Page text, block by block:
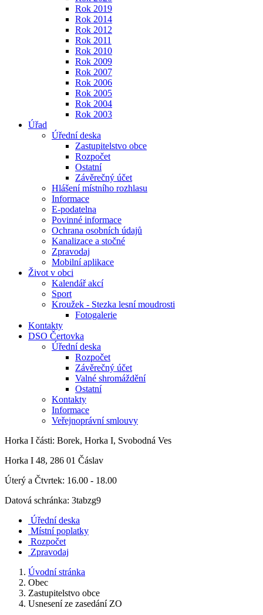
Rok 2019
Rok 2014
Rok 2012
Rok 2011
Rok 2010
Rok 2009
Rok 2007
Rok 2006
Rok 2005
Rok 2004
Rok 2003
Úřad
Úřední deska
Zastupitelstvo obce
Rozpočet
Ostatní
Závěrečný účet
Hlášení místního rozhlasu
Informace
E-podatelna
Povinné informace
Ochrana osobních údajů
Kanalizace a stočné
Zpravodaj
Mobilní aplikace
Život v obci
Kalendář akcí
Sport
Kroužek - Stezka lesní moudrosti
Fotogalerie
Kontakty
DSO Čertovka
Úřední deska
Rozpočet
Závěrečný účet
Valné shromáždění
Ostatní
Kontakty
Informace
Veřejnoprávní smlouvy
Horka I části: Borek, Horka I, Svobodná Ves
Horka I 48, 286 01 Čáslav
Úterý a Čtvrtek: 16.00 - 18.00
Datová schránka: 3tabzg9
Úřední deska
Místní poplatky
Rozpočet
Zpravodaj
Úvodní stránka
Obec
Zastupitelstvo obce
Usnesení ze zasedání ZO